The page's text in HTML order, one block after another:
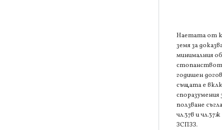
Наетата от
земя за
минималния
годишен
същата е
споразумения
ползване
чл.37в и
ЗСПЗЗ.